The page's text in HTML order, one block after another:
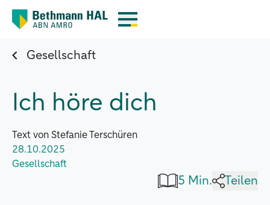
Gesellschaft
Ich höre dich
Text von Stefanie Terschüren
28.10.2025
Gesellschaft
5 Min. Teilen